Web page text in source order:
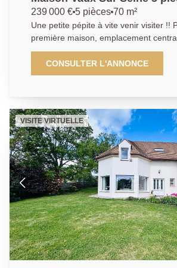
107 m², idéal pour accueillir, un atelier,
loisirs ou de nombreux espaces de
s'ajoute une dépendance de 107 m²
belle hauteur sous plafond, offrant un
un atelier, un espace de réception ou
environnement particulièrement recherché.
coup de coeur qui ne demande qu'à
239 000 € 5 pièces 70 m²
Une petite pépite à vite venir visiter !!
première maison, emplacement
Seine, proche de toutes les
Pas de travaux à prévoir, poser vos
jolie maison de ville super cosy,
sur le salon. _ Salon attrayant _
pratique pour le stockage _Vous
d'une grande cave et d'un grenier. _
agréable Une cour gravillonnée à l'arrière vous
permettra d'avoir un petit extérieur
barbecues d'été. Bien très rare sur le secteur. Toiture
refaite intégralement en 2016,
fait en 2025, et tableaux électriques
Nous vous attendons pour une visite!
de coeur !!
CONSULTER L'ANNONCE
VISITE VIRTUELLE